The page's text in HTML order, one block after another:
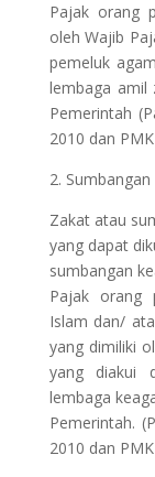
Pajak orang
oleh Wajib
pemeluk
lembaga amil
Pemerintah
2010 dan
2.
Zakat atau
yang dapat
sumbangan
Pajak orang
Islam dan/
yang dimiliki
yang diakui
lembaga
Pemerintah.
2010 dan